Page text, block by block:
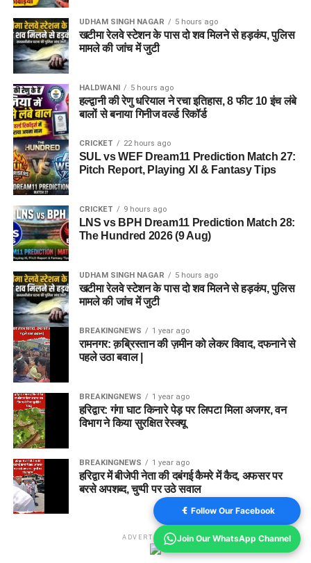
UDHAM SINGH NAGAR 5 hours ago
खटीमा रेलवे स्टेशन के पास दो शव मिलने से हड़कंप, पुलिस
मामले की जांच में जुटी
HALDWANI 5 hours ago
हल्द्वानी की रेणु धरियाल ने रचा इतिहास, 8 फीट 10 इंच लंबे
बालों से बनाया गिनीज वर्ल्ड रिकॉर्ड
CRICKET 22 hours ago
SUL vs WEF Dream11 Prediction Match 27:
Pitch Report, Playing XI & Fantasy Tips
CRICKET 9 hours ago
LNS vs BPH Dream11 Prediction Match 28:
The Hundred 2026 (9 Aug)
UDHAM SINGH NAGAR 5 hours ago
खटीमा रेलवे स्टेशन के पास दो शव मिलने से हड़कंप, पुलिस
मामले की जांच में जुटी
BREAKINGNEWS 1 year ago
रामनगर: क़ब्रिस्तान की ज़मीन को लेकर विवाद, दफनाने से
पहले उठा बवाल |
BREAKINGNEWS 1 year ago
हरिद्वार: गंगा घाट किनारे पेड़ पर लिपटा मिला अजगर, वन
विभाग ने किया सुरक्षित रेस्क्यू
BREAKINGNEWS 1 year ago
हरिद्वार में बीजेपी नेता की दबंगई कैमरे में कैद, अफसर पर
बरसे अपशब्द, चुप्पी पर उठे सवाल
ADVERTISEMENT
Follow Our Facebook
Join Our WhatsApp Channel